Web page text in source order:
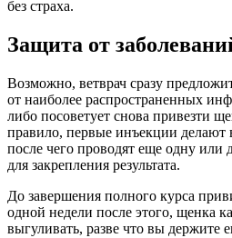
без страха.
Защита от
Возможно, ветврач сразу
от наиболее распространенных
либо посоветует снова привезти
правило, первые инъекции делают
после чего проводят еще одну или
для закрепления результата.
До завершения полного курса
одной недели после этого, щенка
выгуливать, разве что вы держите